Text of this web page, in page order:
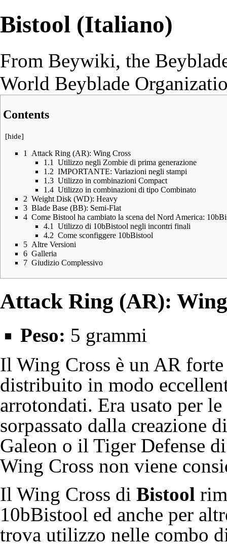
Bistool (Italiano)
From Beywiki, the
World Beyblade
Contents
[hide]
1
Attack Ring (AR): Wing Cross
1.1
Utilizzo negli Zombie di prima generazione
1.2 IMPORTANTE: Variazioni negli stampi
1.3 Utilizzo in combinazioni Compact
1.4 Utilizzo in combinazioni di tipo Combinato
2 Weight Disk (WD): Heavy
3 Blade Base (BB): Semi-Flat
4 Come Bistool ha cambiato la scena del Nord America:
4.1
Utilizzo di 10bBistool negli incontri finali
4.2 Come sconfiggere 10bBistool
5 Altre Versioni
6 Galleria
7 Giudizio Complessivo
Attack Ring (AR):
Peso: 5 grammi
Il Wing Cross è un AR
distribuito in modo
arrotondati. Era usato per
sorpassato dalla creazione
Galeon o il Tiger Defense
Wing Cross non viene
Il Wing Cross di Bistool
10bBistool ed anche per
trova utilizzo nelle combo